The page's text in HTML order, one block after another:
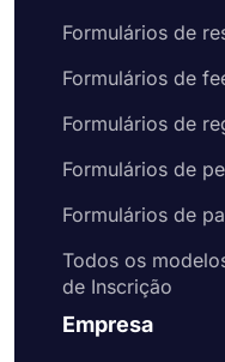
Formulários de
Formulários de
Formulários de
Formulários de
Formulários de
Todos os
de Inscrição
Empresa